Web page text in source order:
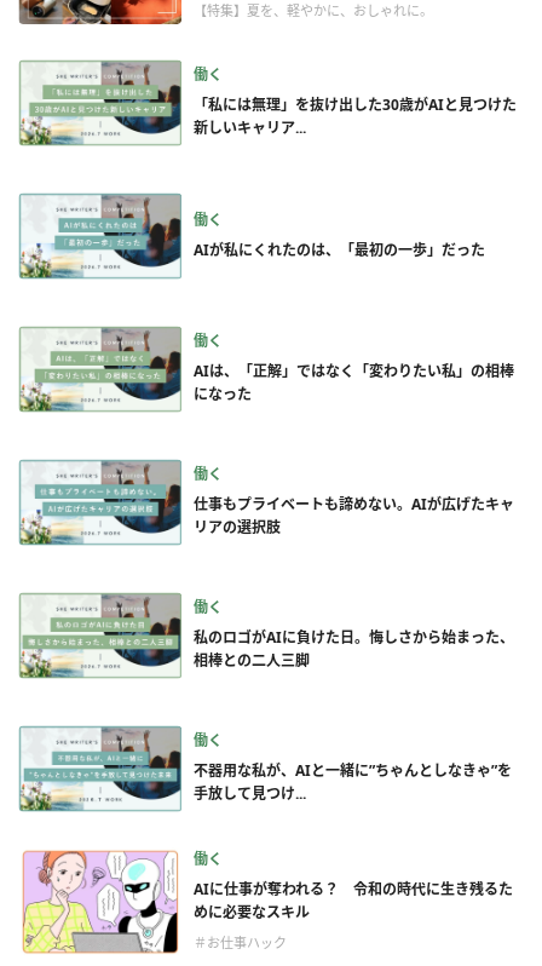
【特集】夏を、軽やかに、おしゃれに。
働く
「私には無理」を抜け出した30歳がAIと見つけた
新しいキャリア...
働く
AIが私にくれたのは、「最初の一歩」だった
働く
AIは、「正解」ではなく「変わりたい私」の相棒
になった
働く
仕事もプライベートも諦めない。AIが広げたキャ
リアの選択肢
働く
私のロゴがAIに負けた日。悔しさから始まった、
相棒との二人三脚
働く
不器用な私が、AIと一緒に”ちゃんとしなきゃ”を
手放して見つけ...
働く
AIに仕事が奪われる？ 令和の時代に生き残るた
めに必要なスキル
＃お仕事ハック